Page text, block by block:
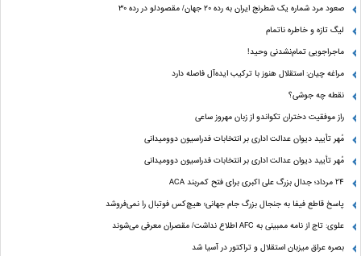
صعود مرد شماره یک شطرنج ایران به رده ۲۰ جهان/ مقصودلو در رده ۳۰
لیگ تازه و خاطره ناتمام
ماجراجویی تمام‌نشدنی وحید!
مراغه چیان: استقلال هنوز با ترکیب ایده‌آل فاصله دارد
نقطه چه جوشی؟
راز موفقیت دختران تکواندو از زبان مهروز ساعی
مُهر تأیید دیوان عدالت اداری بر انتخابات فدراسیون دوومیدانی
مُهر تأیید دیوان عدالت اداری بر انتخابات فدراسیون دوومیدانی
24 مرداد؛ جدال بزرگ علی‌ اکبری برای فتح کمربند ACA
پاسخ قاطع فیفا به جنجال بزرگ جام جهانی؛ هیچ‌کس فوتبال را نمی‌فروشد
علوی: تاج از نامه ممبینی به AFC اطلاع نداشت/ مقصران معرفی می‌شوند
بصره عراق میزبان استقلال و تراکتور در آسیا شد